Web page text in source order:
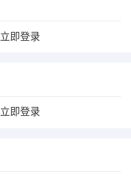
立即登录
立即登录